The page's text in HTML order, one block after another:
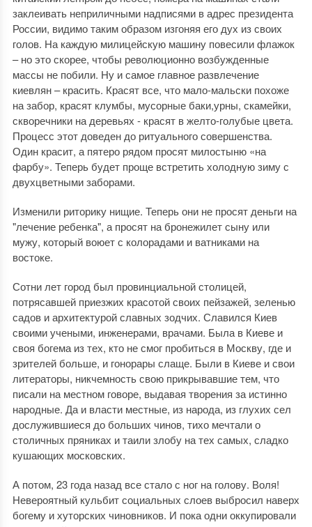
заклеивать неприличными надписями в адрес президента
России, видимо таким образом изгоняя его дух из своих
голов. На каждую милицейскую машину повесили флажок
– но это скорее, чтобы революционно возбужденные
массы не побили. Ну и самое главное развлечение
киевлян – красить. Красят все, что мало-мальски похоже
на забор, красят клумбы, мусорные баки,урны, скамейки,
скворечники на деревьях - красят в желто-голубые цвета.
Процесс этот доведен до ритуального совершенства.
Один красит, а пятеро рядом просят милостыню «на
фарбу». Теперь будет проще встретить холодную зиму с
двухцветными заборами.
Изменили риторику нищие. Теперь они не просят деньги на
"лечение ребенка", а просят на бронежилет сыну или
мужу, который воюет с колорадами и ватниками на
востоке.
Сотни лет город был провинциальной столицей,
потрясавшей приезжих красотой своих пейзажей, зеленью
садов и архитектурой славных зодчих. Славился Киев
своими учеными, инженерами, врачами. Была в Киеве и
своя богема из тех, кто не смог пробиться в Москву, где и
зрителей больше, и гонорары слаще. Были в Киеве и свои
литераторы, никчемность свою прикрывавшие тем, что
писали на местном говоре, выдавая творения за истинно
народные. Да и власти местные, из народа, из глухих сел
дослужившиеся до больших чинов, тихо мечтали о
столичных пряниках и таили злобу на тех самых, сладко
кушающих московских.
А потом, 23 года назад все стало с ног на голову. Воля!
Невероятный кульбит социальных слоев выбросил наверх
богему и хуторских чиновников. И пока одни оккупировали